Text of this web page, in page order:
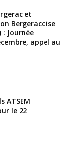
et
Bergeracoise
Journée
appel au
ATSEM
le 22